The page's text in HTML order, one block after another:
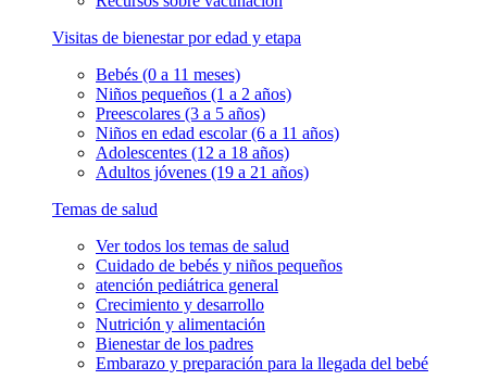
Visitas de bienestar por edad y etapa
Bebés (0 a 11 meses)
Niños pequeños (1 a 2 años)
Preescolares (3 a 5 años)
Niños en edad escolar (6 a 11 años)
Adolescentes (12 a 18 años)
Adultos jóvenes (19 a 21 años)
Temas de salud
Ver todos los temas de salud
Cuidado de bebés y niños pequeños
atención pediátrica general
Crecimiento y desarrollo
Nutrición y alimentación
Bienestar de los padres
Embarazo y preparación para la llegada del bebé